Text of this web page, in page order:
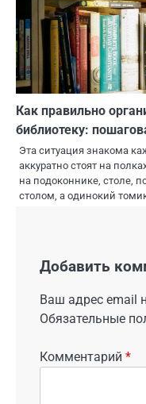
Как правильно
библиотеку:
Эта ситуация знакома
аккуратно стоят на
на подоконнике, столе,
столом, а одинокий
Добавить
Ваш адрес email
Обязательные
Комментарий *